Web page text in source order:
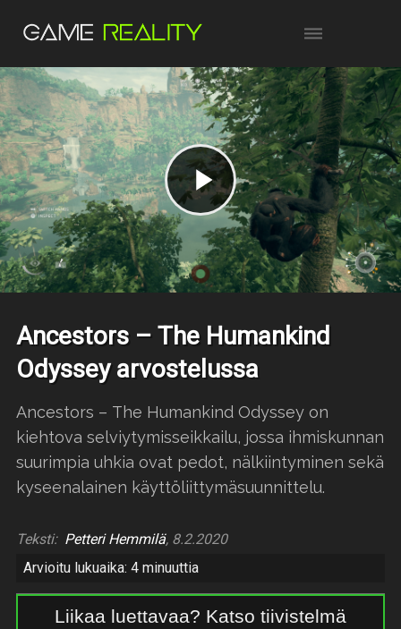
Ancestors – The Humankind
Odyssey arvostelussa
Ancestors – The Humankind Odyssey on
kiehtova selviytymisseikkailu, jossa ihmiskunnan
suurimpia uhkia ovat pedot, nälkiintyminen sekä
kyseenalainen käyttöliittymäsuunnittelu.
Teksti: Petteri Hemmilä, 8.2.2020
Arvioitu lukuaika: 4 minuuttia
Liikaa luettavaa? Katso tiivistelmä